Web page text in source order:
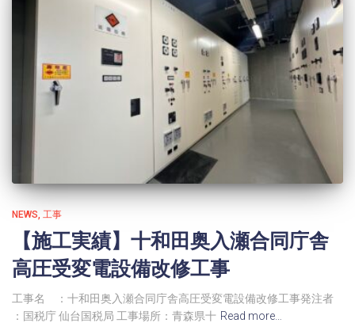
NEWS 工事
【施工実績】十和田奥入瀬合同庁舎
高圧受変電設備改修工事
工事名 ：十和田奥入瀬合同庁舎高圧受変電設備改修工事発注者
：国税庁 仙台国税局 工事場所：青森県十 Read more…